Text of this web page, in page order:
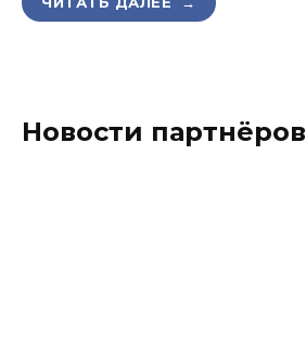
Новости партнёров